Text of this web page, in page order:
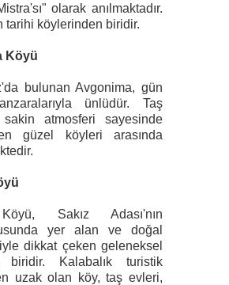
olarak anılmaktadır.
tarihi köylerinden biridir.
Köyü
bulunan Avgonima, gün
ünlüdür. Taş
atmosferi sayesinde
güzel köyleri arasında
Sakız Adası'nın
yer alan ve doğal
dikkat çeken geleneksel
biridir. Kalabalık turistik
uzak olan köy, taş evleri,